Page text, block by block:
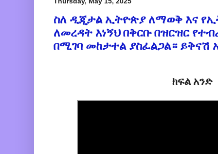
ስለ ዲጂታል ኢትዮጵያ ለማወቅ እና
ለመረዳት እነኝህ በቅርቡ በዝርዝር
በሚገባ መከታተል ያስፈልጋል። ይቅናሽ
ክፍል አንድ